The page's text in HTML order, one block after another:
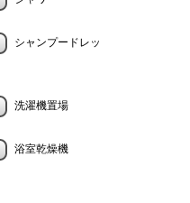
シャンプードレッ
洗濯機置場
浴室乾燥機